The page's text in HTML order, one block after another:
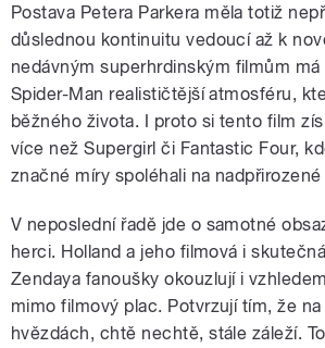
Postava Petera Parkera měla totiž
důslednou kontinuitu vedoucí až k
nedávným superhrdinským filmům
Spider-Man realističtější atmosféru,
běžného života. I proto si tento film
více než Supergirl či Fantastic Four,
značné míry spoléhali na
V neposlední řadě jde o samotné
herci. Holland a jeho filmová i
Zendaya fanoušky okouzlují i
mimo filmový plac. Potvrzují tím, že
hvězdách, chtě nechtě, stále záleží.